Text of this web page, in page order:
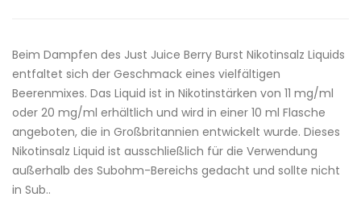
Beim Dampfen des Just Juice Berry Burst Nikotinsalz Liquids
entfaltet sich der Geschmack eines vielfältigen
Beerenmixes. Das Liquid ist in Nikotinstärken von 11 mg/ml
oder 20 mg/ml erhältlich und wird in einer 10 ml Flasche
angeboten, die in Großbritannien entwickelt wurde. Dieses
Nikotinsalz Liquid ist ausschließlich für die Verwendung
außerhalb des Subohm-Bereichs gedacht und sollte nicht
in Sub..